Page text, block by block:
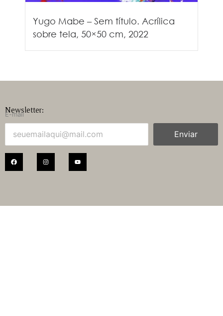
Yugo Mabe – Sem título. Acrílica
sobre tela, 50×50 cm, 2022
Newsletter:
E-mail
Enviar